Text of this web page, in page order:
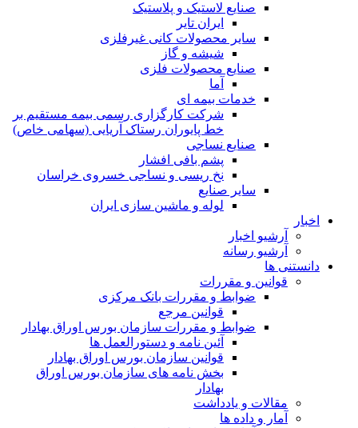
صنایع لاستیک و پلاستیک
ایران تایر
ساير محصولات كانی غيرفلزی
شیشه و گاز
صنایع محصولات فلزی
آما
خدمات بیمه ای
شرکت کارگزاری رسمی بیمه مستقیم بر
خط پایوران رستاک آریایی (سهامی خاص)
صنایع نساجی
پشم بافی افشار
نخ ریسی و نساجی خسروی خراسان
سایر صنایع
لوله و ماشین سازی ایران
اخبار
آرشیو اخبار
آرشیو رسانه
دانستنی ها
قوانین و مقررات
ضوابط و مقررات بانک مرکزی
قوانين مرجع
ضوابط و مقررات سازمان بورس اوراق بهادار
آئین نامه و دستورالعمل ها
قوانین سازمان بورس اوراق بهادار
بخش نامه های سازمان بورس اوراق
بهادار
مقالات و یادداشت
آمار و داده ها